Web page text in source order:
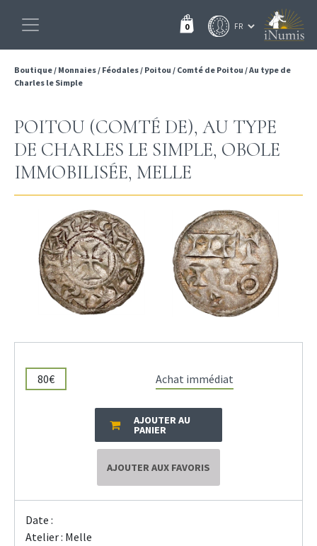
0
Boutique/ Monnaies/ Féodales/ Poitou / Comté de Poitou /Au type de
Charles le Simple
POITOU (COMTÉ DE), AU TYPE
DE CHARLES LE SIMPLE, OBOLE
IMMOBILISÉE, MELLE
80€ Achat immédiat
AJOUTER AU
PANIER
AJOUTER AUX FAVORIS
Date :
Atelier : Melle